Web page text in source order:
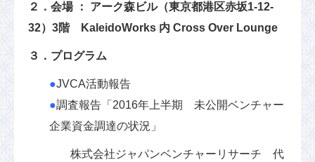
２．会場 ： アーク森ビル（東京都港区赤坂1-12-
32）3階 KaleidoWorks 内 Cross Over Lounge
３．プログラム
●JVCA活動報告
●調査報告「2016年上半期 未公開ベンチャー
企業資金調達の状況」
株式会社ジャパンベンチャーリサーチ 代